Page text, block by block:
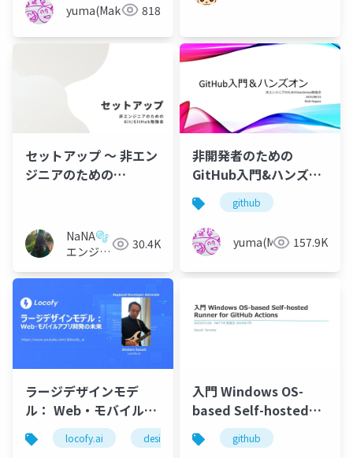
yuma(Maki) 818
セットアップ 〜 非エン
ジニアのための
NaNA🫧
エンジニ
30.4K
非開発者のための
GitHub入門&ハンズオ
ン
github
yuma(Maki)157.9K
ラージデザインモデ
ル： Web・モバイルア
プリ開発の未来 on
Vibe Coding Catfe
locofy.ai designtocode figma
入門 Windows OS-
based Self-hosted
Runner for GitHub
Actions
github